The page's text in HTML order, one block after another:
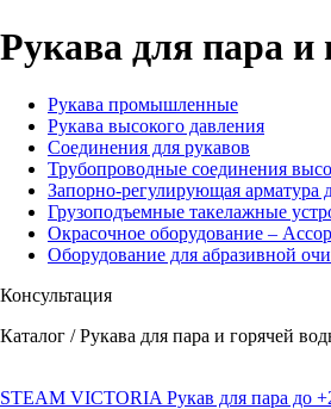
Рукава для пара и
Рукава промышленные
Рукава высокого давления
Соединения для рукавов
Трубопроводные соединения
Запорно-регулирующая
Грузоподъемные такелажные
Окрасочное оборудование –
Оборудование для абразивной
Консультация
Каталог / Рукава для пара и горячей
STEAM VICTORIA Рукав для пара до